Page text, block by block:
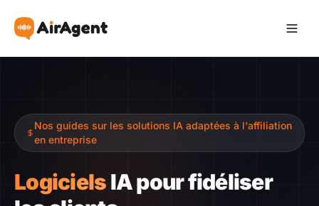
Recommander
Gagner
Nos guides sur les solutions IA adaptées à l'affiliation
en entreprise
LogicielsIA pour fidéliser